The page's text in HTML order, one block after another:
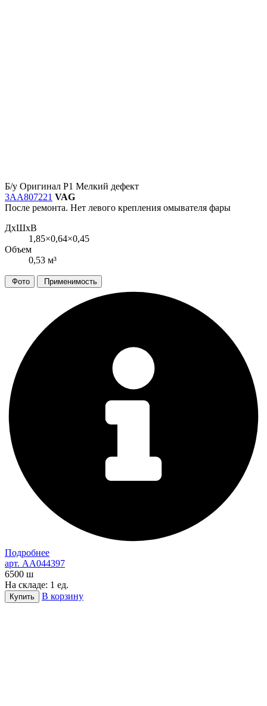
Б/у Оригинал Р1 Мелкий дефект
3AA807221 VAG
После ремонта. Нет левого крепления омывателя фары
ДxШxВ
1,85×0,64×0,45
Объем
0,53 м³
Фото Применимость
Подробнее
арт. AA044397
6500 ш
На складе: 1 ед.
Купить В корзину